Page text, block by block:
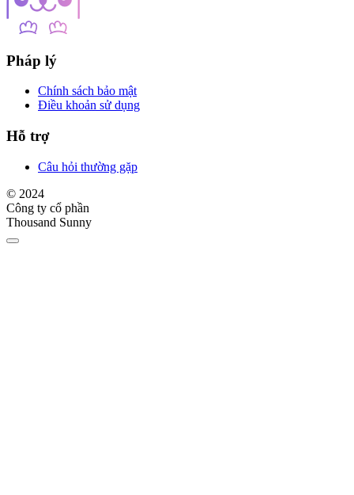
Pháp lý
Chính sách bảo mật
Điều khoản sử dụng
Hỗ trợ
Câu hỏi thường gặp
© 2024
Công ty cổ phần
Thousand Sunny